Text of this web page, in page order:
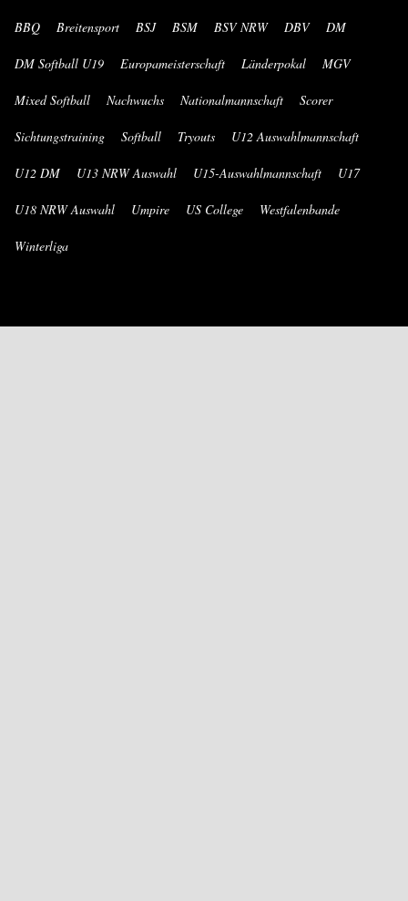
BBQ Breitensport BSJ BSM BSV NRW DBV DM
DM Softball U19 Europameisterschaft Länderpokal MGV
Mixed Softball Nachwuchs Nationalmannschaft Scorer
Sichtungstraining Softball Tryouts U12 Auswahlmannschaft
U12 DM U13 NRW Auswahl U15-Auswahlmannschaft U17
U18 NRW Auswahl Umpire US College Westfalenbande
Winterliga